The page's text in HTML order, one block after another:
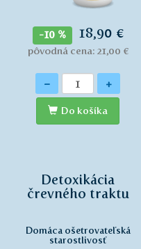
-10 % 18,90 €
pôvodná cena: 21,00 €
Množstvo
- +
Do košíka
Detoxikácia
črevného traktu
Domáca ošetrovateľská
starostlivosť